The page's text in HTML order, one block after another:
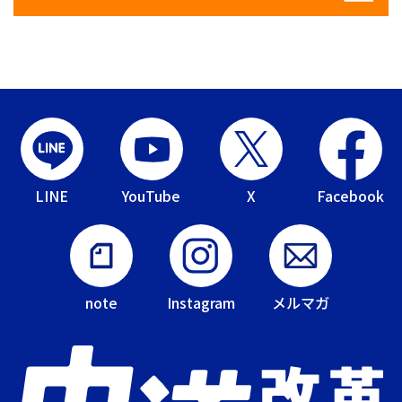
LINE YouTube X Facebook
note Instagram メルマガ